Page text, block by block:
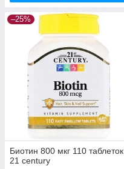
–25%
Биотин 800 мкг 110 таблеток
21 century